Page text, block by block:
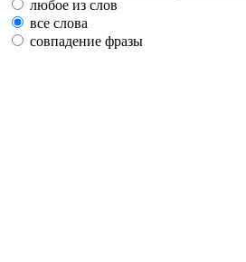
любое из слов
все слова
совпадение фразы